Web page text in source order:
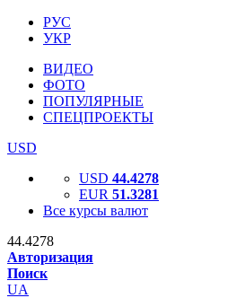
РУС
УКР
ВИДЕО
ФОТО
ПОПУЛЯРНЫЕ
СПЕЦПРОЕКТЫ
USD
USD 44.4278
EUR 51.3281
Все курсы валют
44.4278
Авторизация
Поиск
UA